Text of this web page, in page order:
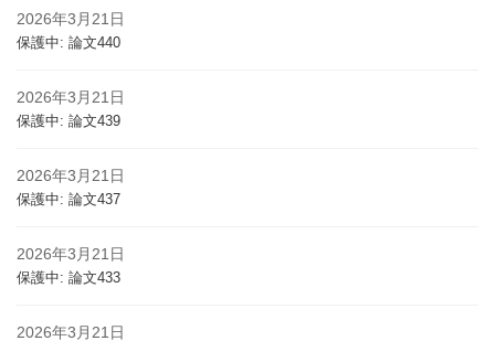
2026年3月21日
保護中: 論文440
2026年3月21日
保護中: 論文439
2026年3月21日
保護中: 論文437
2026年3月21日
保護中: 論文433
2026年3月21日